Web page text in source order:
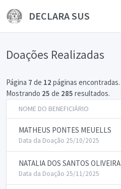
DECLARA SUS
Doações Realizadas
Página 7 de 12 páginas encontradas.
Mostrando 25 de 285 resultados.
NOME DO BENEFICIÁRIO
MATHEUS PONTES MEUELLS
Data da Doação 25/10/2025
NATALIA DOS SANTOS OLIVEIRA
Data da Doação 25/11/2025